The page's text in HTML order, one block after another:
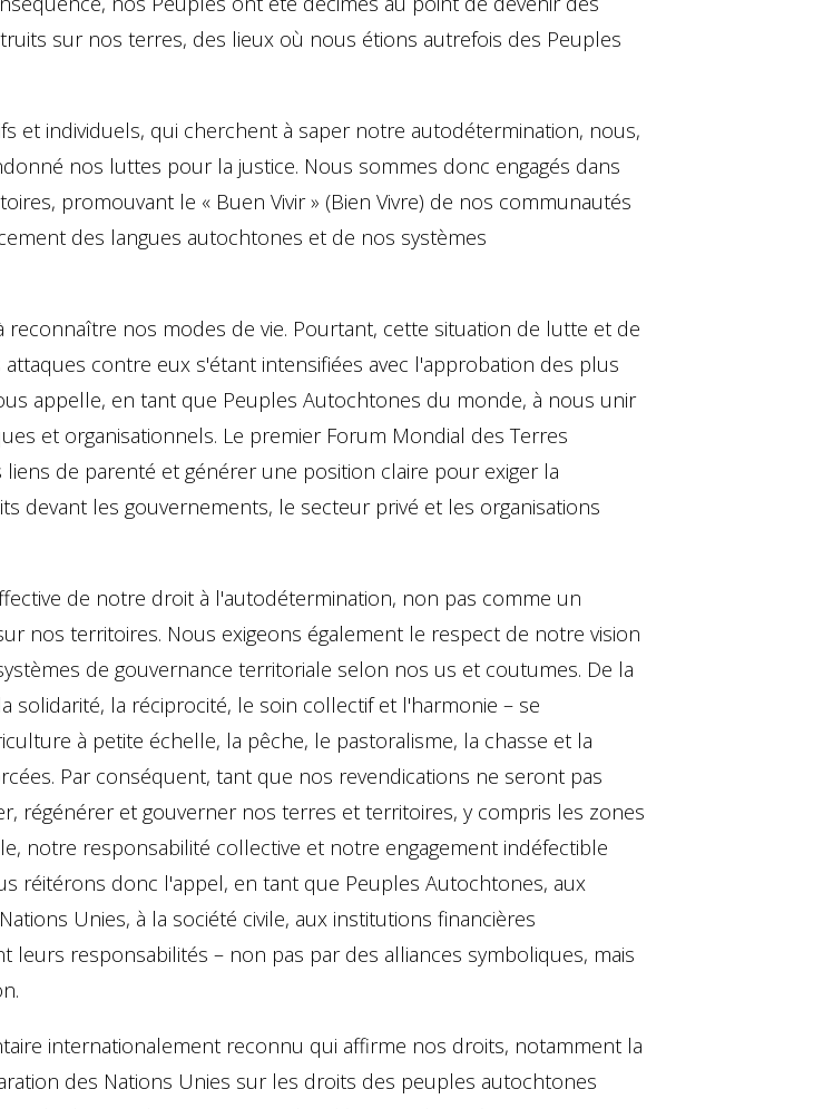
sur nos terres, des lieux où nous étions autrefois des Peuples
et individuels, qui cherchent à saper notre autodétermination, nous,
nos luttes pour la justice. Nous sommes donc engagés dans
promouvant le « Buen Vivir » (Bien Vivre) de nos communautés
des langues autochtones et de nos systèmes
nos modes de vie. Pourtant, cette situation de lutte et de
contre eux s'étant intensifiées avec l'approbation des plus
appelle, en tant que Peuples Autochtones du monde, à nous unir
et organisationnels. Le premier Forum Mondial des Terres
de parenté et générer une position claire pour exiger la
devant les gouvernements, le secteur privé et les organisations
de notre droit à l'autodétermination, non pas comme un
nos territoires. Nous exigeons également le respect de notre vision
de gouvernance territoriale selon nos us et coutumes. De la
la réciprocité, le soin collectif et l'harmonie – se
à petite échelle, la pêche, le pastoralisme, la chasse et la
Par conséquent, tant que nos revendications ne seront pas
régénérer et gouverner nos terres et territoires, y compris les zones
notre responsabilité collective et notre engagement indéfectible
réitérons donc l'appel, en tant que Peuples Autochtones, aux
Unies, à la société civile, aux institutions financières
responsabilités – non pas par des alliances symboliques, mais
internationalement reconnu qui affirme nos droits, notamment la
des Nations Unies sur les droits des peuples autochtones